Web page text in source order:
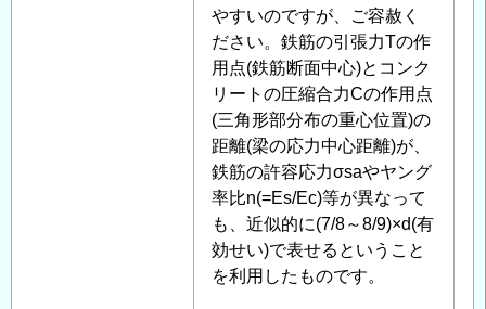
力、
」
鉄
筋
コ
ン
ク
リ
ー
ト
の
断
面
やすいのですが、ご容赦く
ださい。鉄筋の引張力Tの作
用点(鉄筋断面中心)とコンク
リートの圧縮合力Cの作用点
(三角形部分布の重心位置)の
距離(梁の応力中心距離)が、
鉄筋の許容応力σsaやヤング
率比n(=Es/Ec)等が異なって
も、近似的に(7/8～8/9)×d(有
効せい)で表せるということ
を利用したものです。